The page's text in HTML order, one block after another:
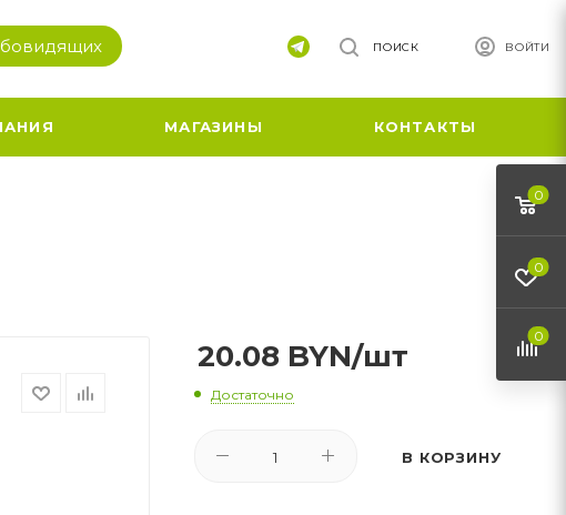
ВОЙТИ
ПОИСК
МАГАЗИНЫ КОНТАКТЫ
20.08 BYN/шт
Достаточно
В КОРЗИНУ
0
0
0